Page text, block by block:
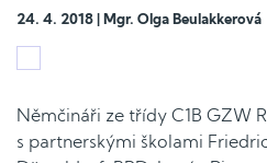
24. 4. 2018 | Mgr. Olga Beulakkerová
Němčináři ze třídy C1B GZW
s partnerskými školami